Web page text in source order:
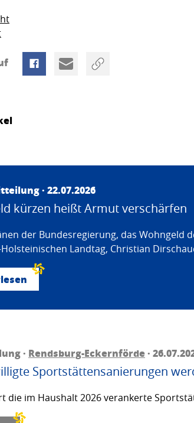
· 22.07.2026
kürzen heißt Armut verschärfen
der Bundesregierung, das Wohngeld
Landtag, Christian
· Rendsburg-Eckernförde·
Sportstättensanierungen
die im Haushalt 2026 verankerte